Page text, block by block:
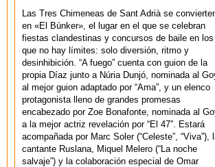
Las Tres Chimeneas de Sant Adrià se
en «El Búnker», el lugar en el que se celebran
fiestas clandestinas y concursos de baile en los
que no hay límites: solo diversión, ritmo y
desinhibición. “A fuego” cuenta con guion de la
propia Díaz junto a Núria Dunjó, nominada al
al mejor guion adaptado por “Ama”, y un elenco
protagonista lleno de grandes promesas
encabezado por Zoe Bonafonte, nominada al
a la mejor actriz revelación por “El 47”. Estará
acompañada por Marc Soler (“Celeste”, “Viva”),
cantante Ruslana, Miquel Melero (“La noche
salvaje”) y la colaboración especial de Omar